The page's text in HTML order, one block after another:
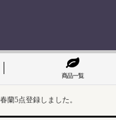
商品一覧
蘭5点登録しました。